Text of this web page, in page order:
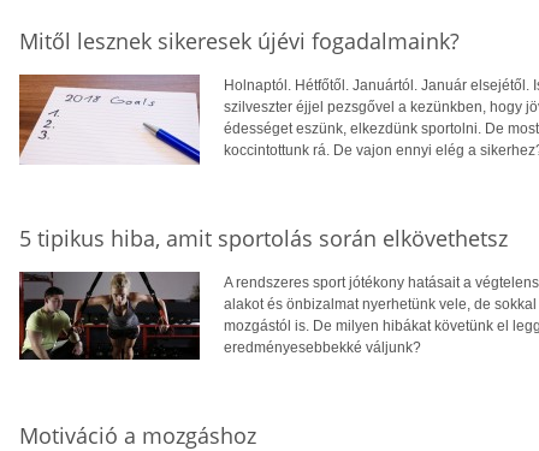
Mitől lesznek sikeresek újévi fogadalmaink?
Holnaptól. Hétfőtől. Januártól. Január
szilveszter éjjel pezsgővel a kezünkben, hogy
édességet eszünk, elkezdünk sportolni. De
koccintottunk rá. De vajon ennyi elég a
5 tipikus hiba, amit sportolás során elkövethetsz
A rendszeres sport jótékony hatásait a
alakot és önbizalmat nyerhetünk vele, de
mozgástól is. De milyen hibákat követünk el
eredményesebbekké váljunk?
Motiváció a mozgáshoz